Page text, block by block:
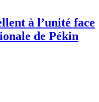
à l’unité face
de Pékin